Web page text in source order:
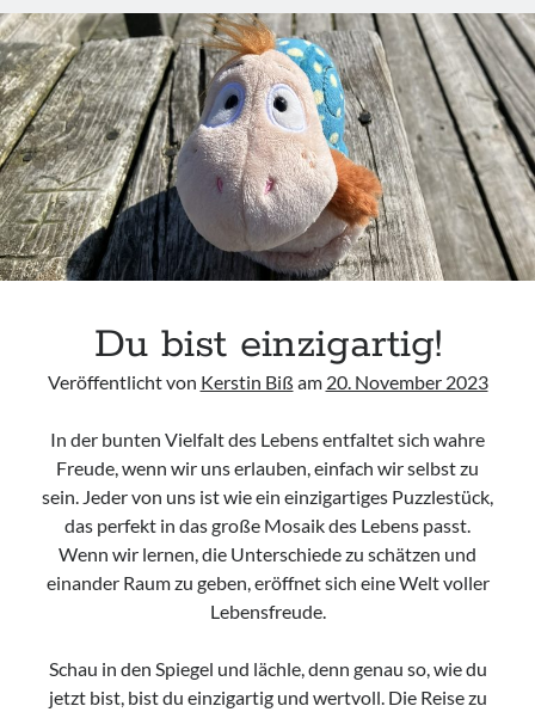
Du bist einzigartig!
Veröffentlicht von Kerstin Biß am 20. November 2023
In der bunten Vielfalt des Lebens entfaltet sich wahre
Freude, wenn wir uns erlauben, einfach wir selbst zu
sein. Jeder von uns ist wie ein einzigartiges Puzzlestück,
das perfekt in das große Mosaik des Lebens passt.
Wenn wir lernen, die Unterschiede zu schätzen und
einander Raum zu geben, eröffnet sich eine Welt voller
Lebensfreude.
Schau in den Spiegel und lächle, denn genau so, wie du
jetzt bist, bist du einzigartig und wertvoll. Die Reise zu